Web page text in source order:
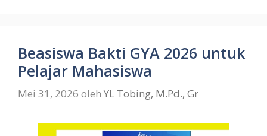
Beasiswa Bakti GYA 2026 untuk
Pelajar Mahasiswa
Mei 31, 2026 oleh YL Tobing, M.Pd., Gr